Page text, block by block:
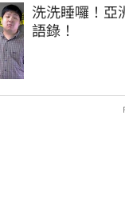
洗洗睡囉！亞
語錄！